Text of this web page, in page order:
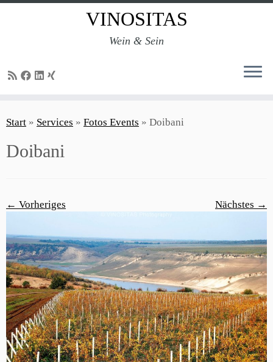
Inhalt
VINOSITAS
Wein & Sein
Start » Services » Fotos Events » Doibani
Doibani
← Vorheriges Nächstes →